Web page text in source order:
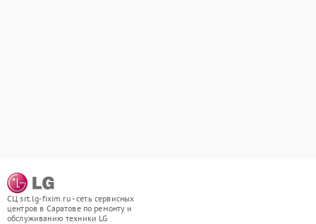
СЦ srt.lg-fixim.ru - сеть сервисных
центров в Саратове по ремонту и
обслуживанию техники LG